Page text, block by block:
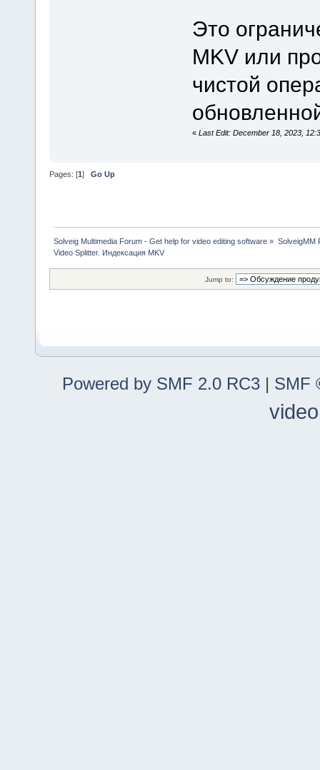
Это
MKV или
чистой
« Last Edit: December 18, 2023,
Pages: [1] Go Up
Solveig Multimedia Forum - Get help for video editing software » SolveigMM
Video Splitter. Индексация MKV
Jump to:
Powered by SMF 2.0 RC3 | SMF